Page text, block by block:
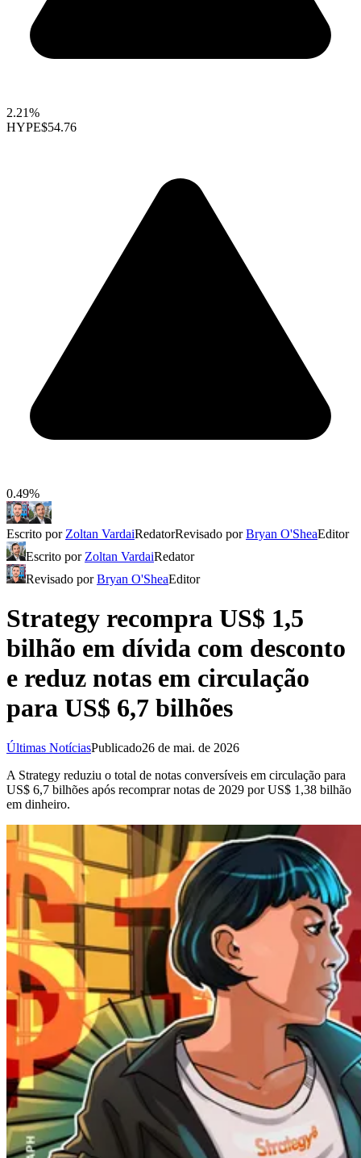
2.21%
HYPE$54.76
0.49%
Escrito por Zoltan VardaiRedatorRevisado porBryan O'SheaEditor
Escrito por Zoltan VardaiRedator
Revisado porBryan O'SheaEditor
Strategy recompra US$ 1,5
bilhão em dívida com desconto
e reduz notas em circulação
para US$ 6,7 bilhões
Últimas NotíciasPublicado26 de mai. de 2026
A Strategy reduziu o total de notas conversíveis em circulação para
US$ 6,7 bilhões após recomprar notas de 2029 por US$ 1,38 bilhão
em dinheiro.